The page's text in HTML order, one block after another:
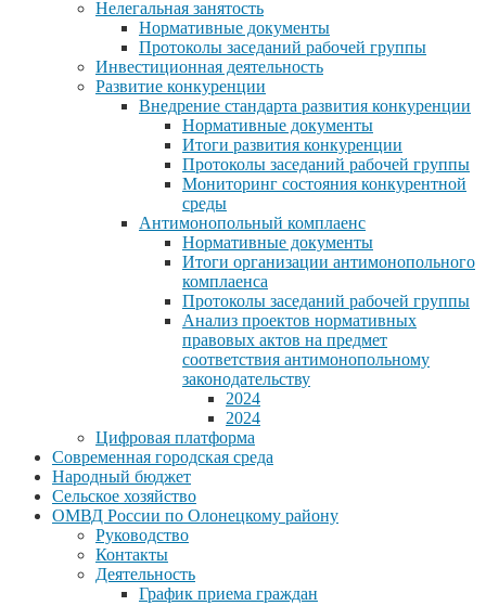
Нелегальная занятость
Нормативные документы
Протоколы заседаний рабочей группы
Инвестиционная деятельность
Развитие конкуренции
Внедрение стандарта развития конкуренции
Нормативные документы
Итоги развития конкуренции
Протоколы заседаний рабочей группы
Мониторинг состояния конкурентной
среды
Антимонопольный комплаенс
Нормативные документы
Итоги организации антимонопольного
комплаенса
Протоколы заседаний рабочей группы
Анализ проектов нормативных
правовых актов на предмет
соответствия антимонопольному
законодательству
2024
2024
Цифровая платформа
Современная городская среда
Народный бюджет
Сельское хозяйство
ОМВД России по Олонецкому району
Руководство
Контакты
Деятельность
График приема граждан